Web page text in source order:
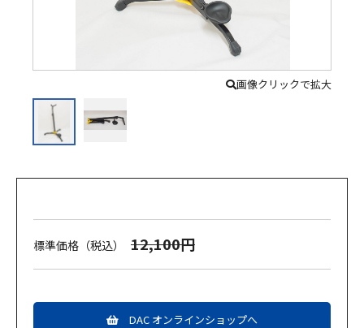
画像クリックで拡大
標準価格（税込） 12,100円
DAC オンラインショップへ